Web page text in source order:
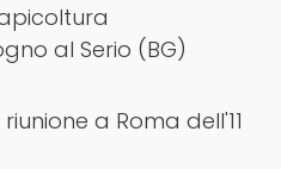
al Serio (BG)
a Roma dell'11